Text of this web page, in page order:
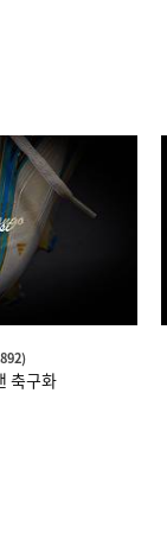
축구화